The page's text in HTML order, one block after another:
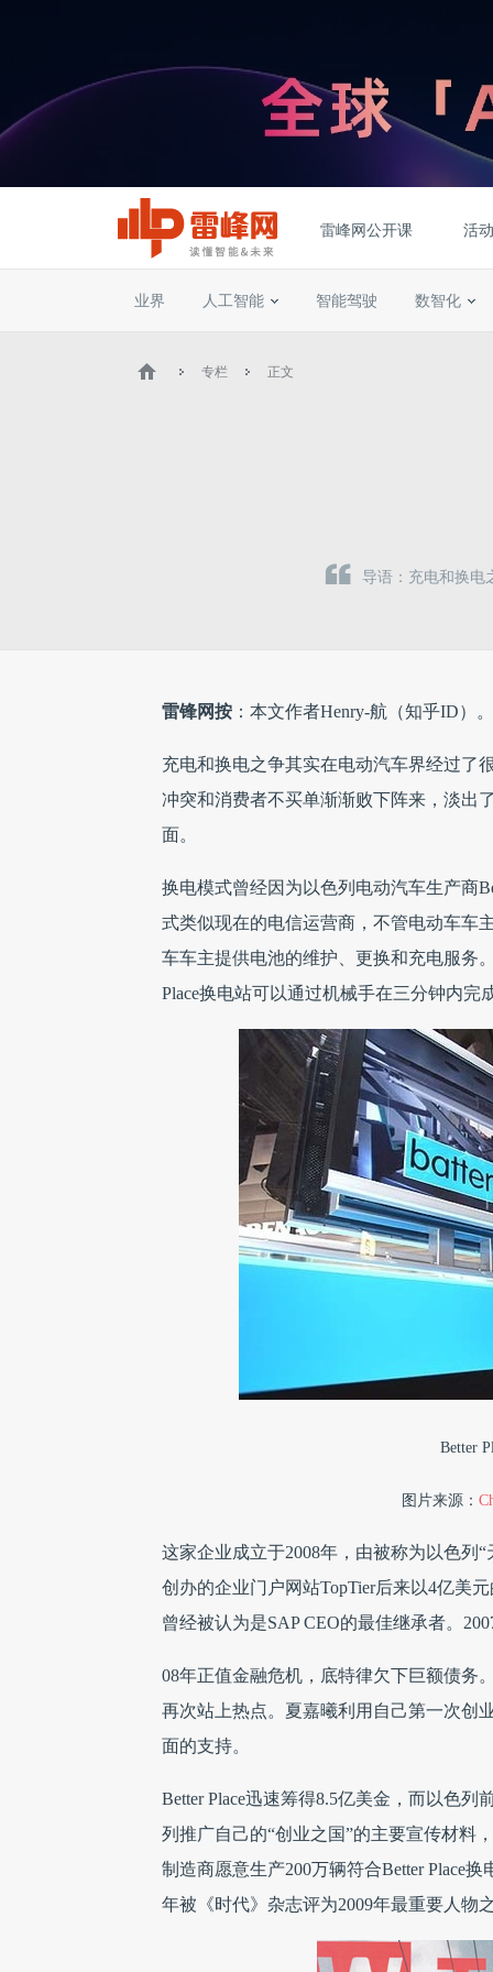
雷峰网公开课 活
业界 人工智能 智能驾驶 数智化
专栏 正文
导语：充电和换电
雷锋网按 ：本文作者Henry-航（知乎ID）。
充电和换电之争其实在电动汽车界经过了
冲突和消费者不买单渐渐败下阵来，淡出
面。
换电模式曾经因为以色列电动汽车生产商
式类似现在的电信运营商，不管电动车车
车车主提供电池的维护、更换和充电服务
Place换电站可以通过机械手在三分钟内完
Better
图片来源：
这家企业成立于2008年，由被称为以色列
创办的企业门户网站TopTier后来以4亿美
曾经被认为是SAP CEO的最佳继承者。
08年正值金融危机，底特律欠下巨额债务
再次站上热点。夏嘉曦利用自己第一次创
面的支持。
Better Place迅速筹得8.5亿美金，而以色列
列推广自己的“创业之国”的主要宣传材料
制造商愿意生产200万辆符合Better Place
年被《时代》杂志评为2009年最重要人物